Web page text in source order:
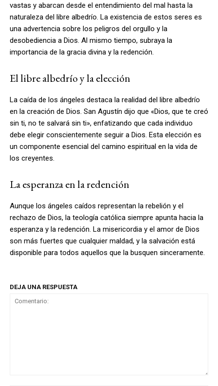
vastas y abarcan desde el entendimiento del mal hasta la
naturaleza del libre albedrío. La existencia de estos seres es
una advertencia sobre los peligros del orgullo y la
desobediencia a Dios. Al mismo tiempo, subraya la
importancia de la gracia divina y la redención.
El libre albedrío y la elección
La caída de los ángeles destaca la realidad del libre albedrío
en la creación de Dios. San Agustín dijo que «Dios, que te creó
sin ti, no te salvará sin ti», enfatizando que cada individuo
debe elegir conscientemente seguir a Dios. Esta elección es
un componente esencial del camino espiritual en la vida de
los creyentes.
La esperanza en la redención
Aunque los ángeles caídos representan la rebelión y el
rechazo de Dios, la teología católica siempre apunta hacia la
esperanza y la redención. La misericordia y el amor de Dios
son más fuertes que cualquier maldad, y la salvación está
disponible para todos aquellos que la busquen sinceramente.
DEJA UNA RESPUESTA